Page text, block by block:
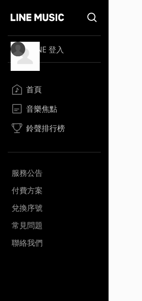
LINE 登入
首頁
音樂焦點
鈴聲排行榜
服務公告
付費方案
兌換序號
常見問題
聯絡我們